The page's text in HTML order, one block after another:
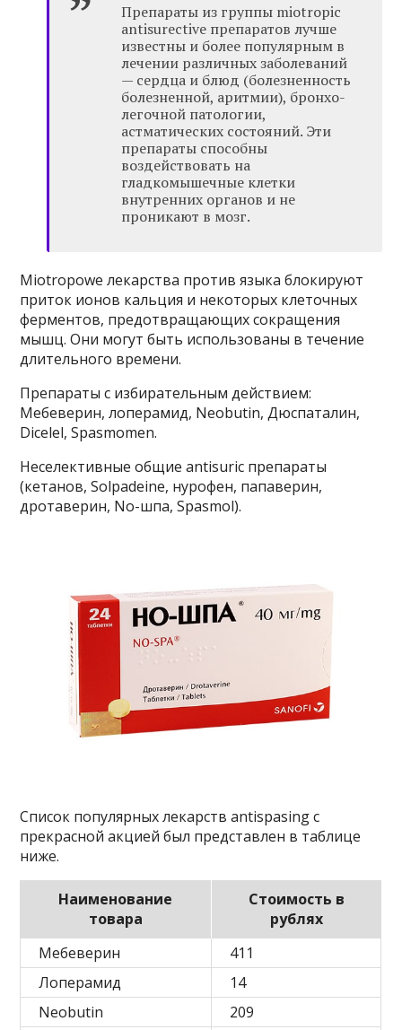
Препараты из группы miotropic
antisurective препаратов лучше
известны и более популярным в
лечении различных заболеваний
— сердца и блюд (болезненность
болезненной, аритмии), бронхо-
легочной патологии,
астматических состояний. Эти
препараты способны
воздействовать на
гладкомышечные клетки
внутренних органов и не
проникают в мозг.
Miotropowe лекарства против языка блокируют
приток ионов кальция и некоторых клеточных
ферментов, предотвращающих сокращения
мышц. Они могут быть использованы в течение
длительного времени.
Препараты с избирательным действием:
Мебеверин, лоперамид, Neobutin, Дюспаталин,
Dicelel, Spasmomen.
Неселективные общие antisuric препараты
(кетанов, Solpadeine, нурофен, папаверин,
дротаверин, No-шпа, Spasmol).
Список популярных лекарств antispasing с
прекрасной акцией был представлен в таблице
ниже.
Наименование
товара
Стоимость в
рублях
Мебеверин
411
Лоперамид
14
Neobutin
209